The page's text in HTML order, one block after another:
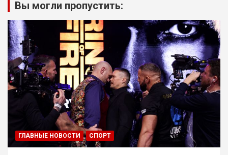
Вы могли пропустить:
ГЛАВНЫЕ НОВОСТИ СПОРТ